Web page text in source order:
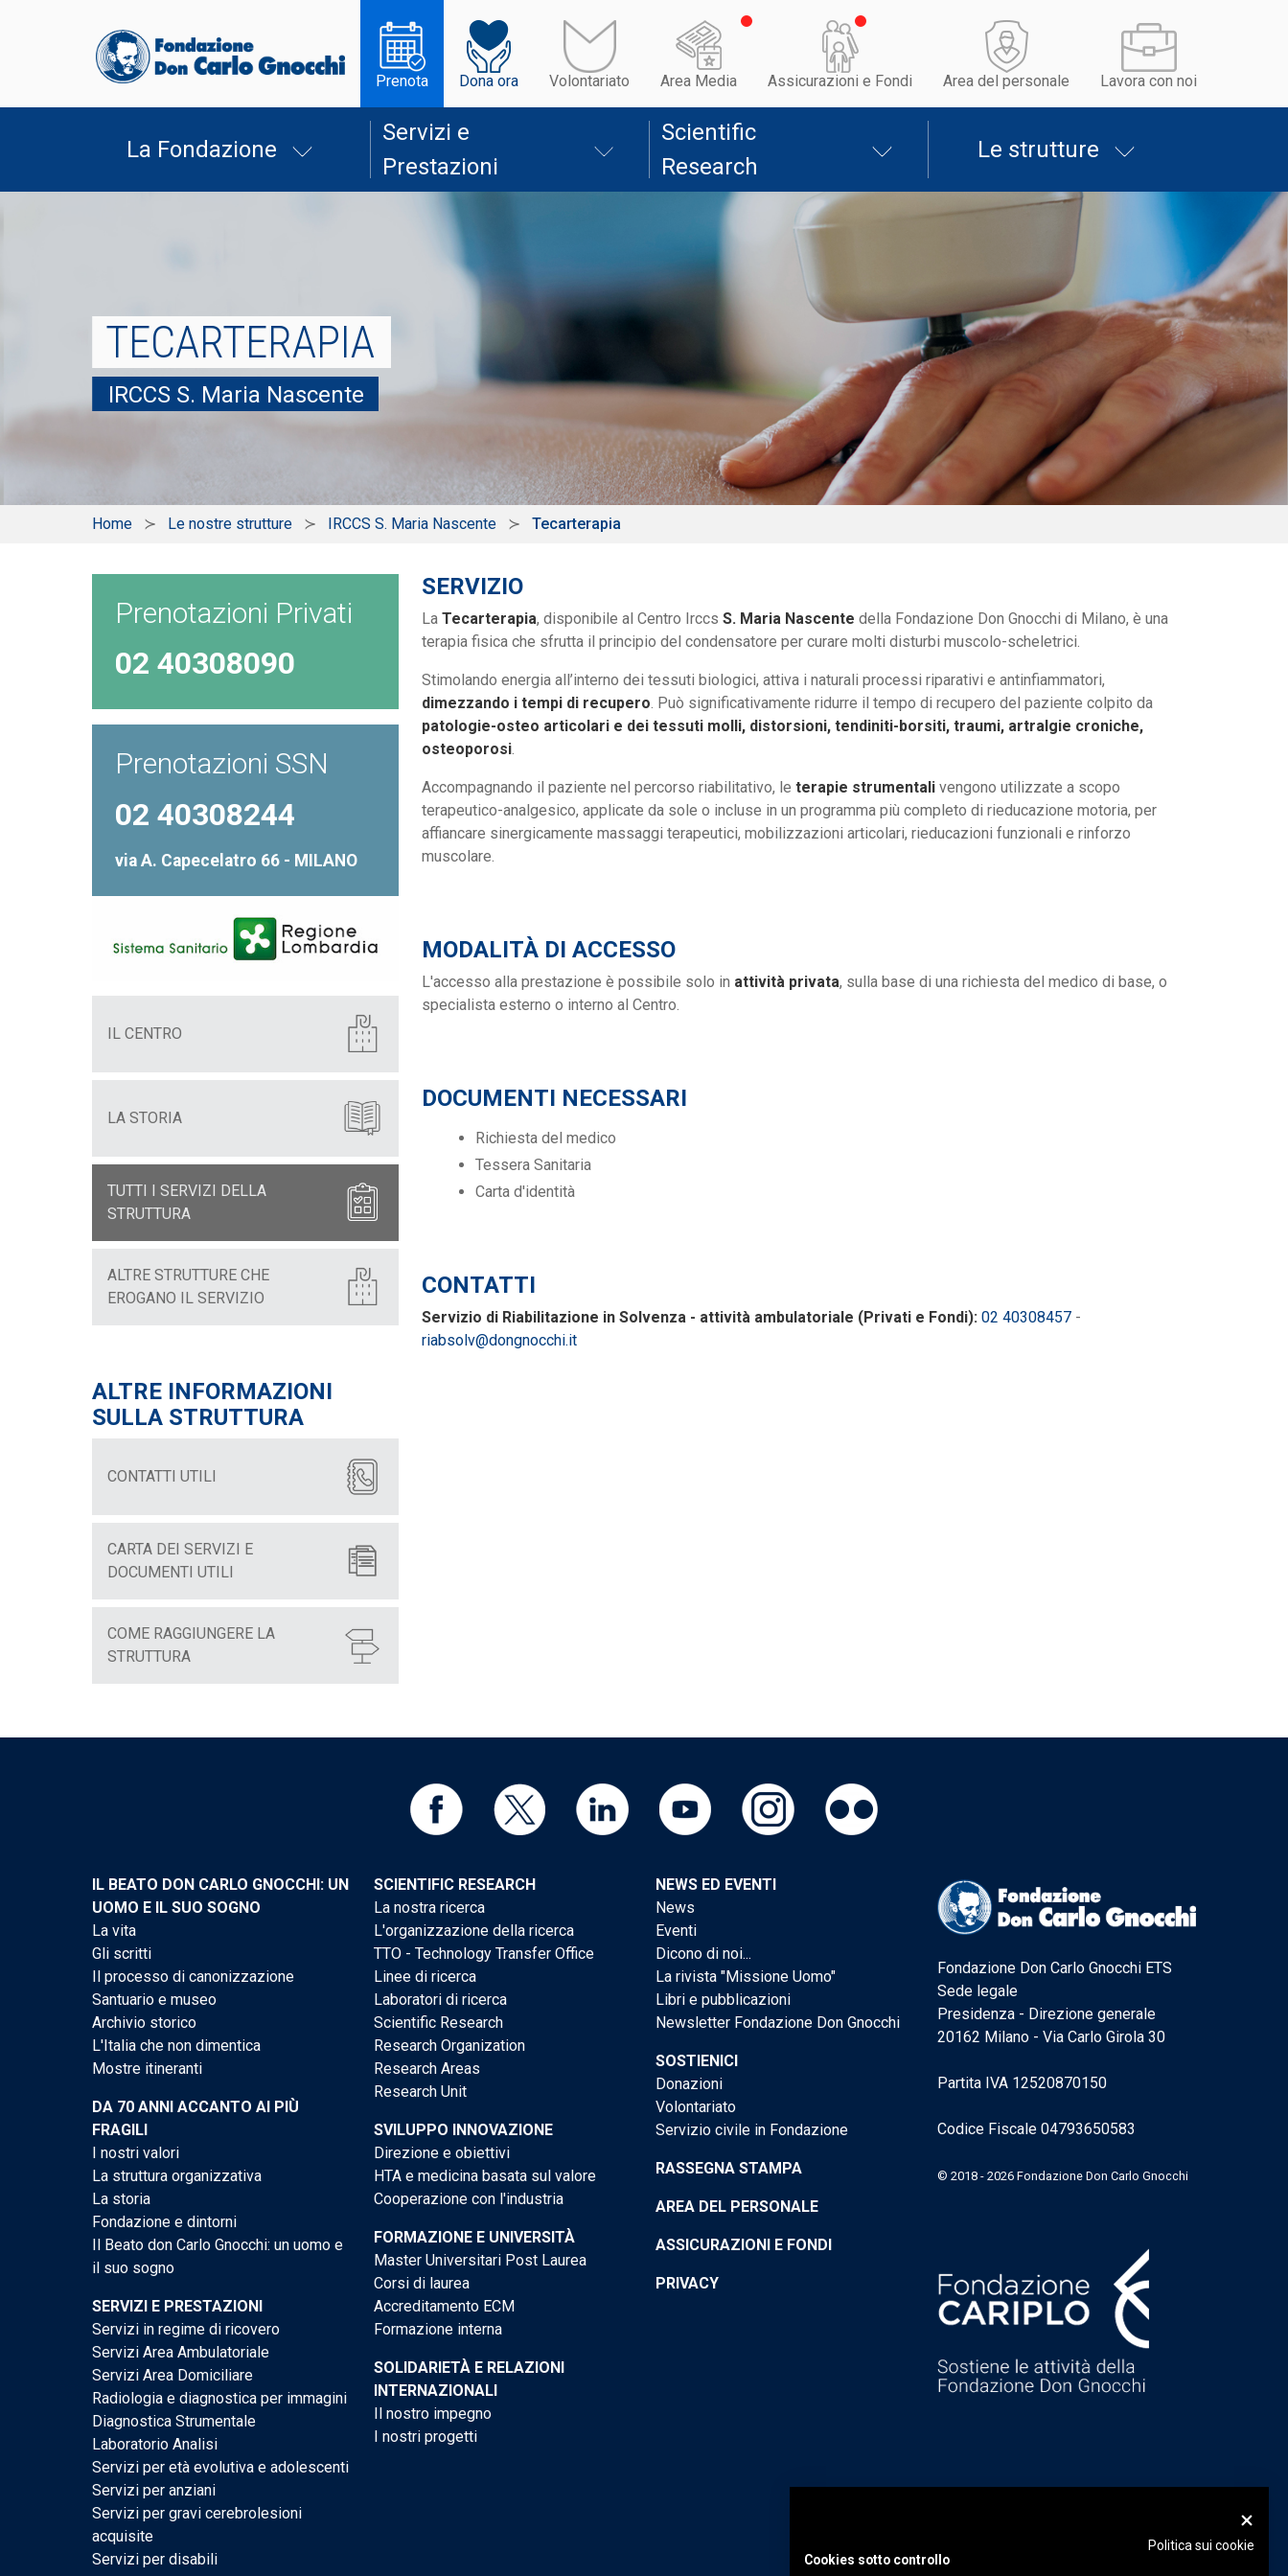
Prenota Dona ora Volontariato Area Media Assicurazioni e Fondi Area del personale Lavora con noi
La Fondazione
Servizi e
Prestazioni
Scientific
Research
Le strutture
TECARTERAPIA
IRCCS S. Maria Nascente
Home Le nostre strutture IRCCS S. Maria Nascente Tecarterapia
Prenotazioni Privati
02 40308090
Prenotazioni SSN
02 40308244
via A. Capecelatro 66 - MILANO
IL CENTRO
LA STORIA
TUTTI I SERVIZI DELLA
STRUTTURA
ALTRE STRUTTURE CHE
EROGANO IL SERVIZIO
ALTRE INFORMAZIONI
SULLA STRUTTURA
CONTATTI UTILI
CARTA DEI SERVIZI E
DOCUMENTI UTILI
COME RAGGIUNGERE LA
STRUTTURA
SERVIZIO
La Tecarterapia, disponibile al Centro Irccs S. Maria Nascente della Fondazione Don Gnocchi di Milano, è una
terapia fisica che sfrutta il principio del condensatore per curare molti disturbi muscolo-scheletrici.
Stimolando energia all’interno dei tessuti biologici, attiva i naturali processi riparativi e antinfiammatori,
dimezzando i tempi di recupero. Può significativamente ridurre il tempo di recupero del paziente colpito da
patologie-osteo articolari e dei tessuti molli, distorsioni, tendiniti-borsiti, traumi, artralgie croniche,
osteoporosi.
Accompagnando il paziente nel percorso riabilitativo, le terapie strumentali vengono utilizzate a scopo
terapeutico-analgesico, applicate da sole o incluse in un programma più completo di rieducazione motoria, per
affiancare sinergicamente massaggi terapeutici, mobilizzazioni articolari, rieducazioni funzionali e rinforzo
muscolare.
MODALITÀ DI ACCESSO
L'accesso alla prestazione è possibile solo in attività privata, sulla base di una richiesta del medico di base, o
specialista esterno o interno al Centro.
DOCUMENTI NECESSARI
Richiesta del medico
Tessera Sanitaria
Carta d'identità
CONTATTI
Servizio di Riabilitazione in Solvenza - attività ambulatoriale (Privati e Fondi): 02 40308457 -
riabsolv@dongnocchi.it
IL BEATO DON CARLO GNOCCHI: UN
UOMO E IL SUO SOGNO
La vita
Gli scritti
Il processo di canonizzazione
Santuario e museo
Archivio storico
L'Italia che non dimentica
Mostre itineranti
DA 70 ANNI ACCANTO AI PIÙ
FRAGILI
I nostri valori
La struttura organizzativa
La storia
Fondazione e dintorni
Il Beato don Carlo Gnocchi: un uomo e
il suo sogno
SERVIZI E PRESTAZIONI
Servizi in regime di ricovero
Servizi Area Ambulatoriale
Servizi Area Domiciliare
Radiologia e diagnostica per immagini
Diagnostica Strumentale
Laboratorio Analisi
Servizi per età evolutiva e adolescenti
Servizi per anziani
Servizi per gravi cerebrolesioni
acquisite
Servizi per disabili
SCIENTIFIC RESEARCH
La nostra ricerca
L'organizzazione della ricerca
TTO - Technology Transfer Office
Linee di ricerca
Laboratori di ricerca
Scientific Research
Research Organization
Research Areas
Research Unit
SVILUPPO INNOVAZIONE
Direzione e obiettivi
HTA e medicina basata sul valore
Cooperazione con l'industria
FORMAZIONE E UNIVERSITÀ
Master Universitari Post Laurea
Corsi di laurea
Accreditamento ECM
Formazione interna
SOLIDARIETÀ E RELAZIONI
INTERNAZIONALI
Il nostro impegno
I nostri progetti
NEWS ED EVENTI
News
Eventi
Dicono di noi...
La rivista "Missione Uomo"
Libri e pubblicazioni
Newsletter Fondazione Don Gnocchi
SOSTIENICI
Donazioni
Volontariato
Servizio civile in Fondazione
RASSEGNA STAMPA
AREA DEL PERSONALE
ASSICURAZIONI E FONDI
PRIVACY
Fondazione Don Carlo Gnocchi ETS
Sede legale
Presidenza - Direzione generale
20162 Milano - Via Carlo Girola 30
Partita IVA 12520870150
Codice Fiscale 04793650583
© 2018 - 2026 Fondazione Don Carlo Gnocchi
Politica sui cookie
Cookies sotto controllo